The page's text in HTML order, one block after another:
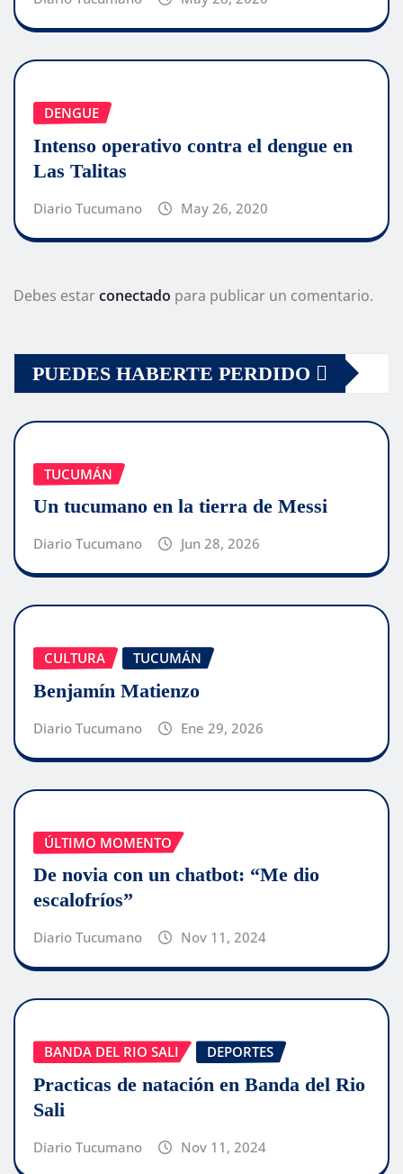
DENGUE
Intenso operativo contra el dengue en
Las Talitas
Diario Tucumano May 26, 2020
Debes estarconectado para publicar un comentario.
PUEDES HABERTE PERDIDO
TUCUMÁN
Un tucumano en la tierra de Messi
Diario Tucumano Jun 28, 2026
CULTURA TUCUMÁN
Benjamín Matienzo
Diario Tucumano Ene 29, 2026
ÚLTIMO MOMENTO
De novia con un chatbot: “Me dio
escalofríos”
Diario Tucumano Nov 11, 2024
BANDA DEL RIO SALI DEPORTES
Practicas de natación en Banda del Rio
Sali
Diario Tucumano Nov 11, 2024